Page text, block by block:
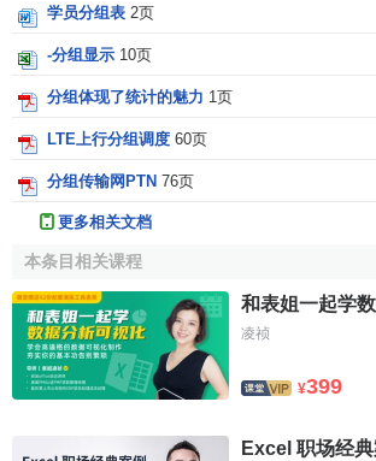
110－115
115－120
120－125
130－135
135－140
8
14
6
4
合计
50
采用组距分组时，需要遵循“不重不漏”
指一项数据只能分在其中的某一组，不能
现；“不漏”是指组别能够穷尽，即在所分
据都能分在其中的某一组，不能遗漏。
在内”，即当相邻两组的上下限重叠时，恰
学员分组表 2页
-分组显示 10页
分组体现了统计的魅力 1页
LTE上行分组调度 60页
分组传输网PTN 76页
更多相关文档
本条目相关课程
和表姐一起学
凌祯
¥399
Excel 职场经